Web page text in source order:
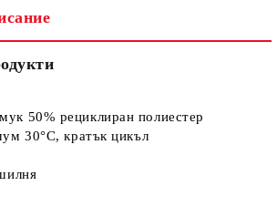
с вас в рамките на работния ден.
50% рециклиран полиестер
30°C, кратък цикъл